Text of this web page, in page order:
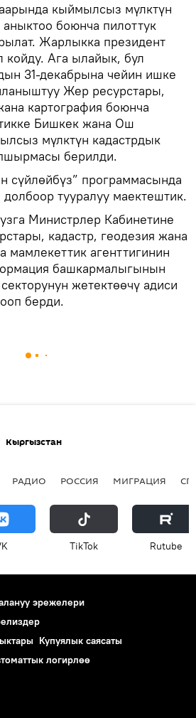
кыймылсыз мүлктүн
боюнча пилоттук
Жарлыкка президент
Ага ылайык, бул
31-декабрына чейин ишке
Жер ресурстары,
картография боюнча
Бишкек жана Ош
мүлктүн кадастрдык
берилди.
сүйлөйбүз” программасында
тууралуу маектештик.
Министрлер Кабинетине
кадастр, геодезия жана
мамлекеттик агенттигинин
башкармалыгынын
жетектөөчү адиси
берди.
Кыргызстан
РАДИО РОССИЯ МИГРАЦИЯ
ТikТоk Rutube
эрежелери
Купуялык саясаты
логирлөө